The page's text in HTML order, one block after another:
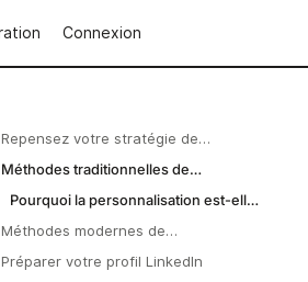
Connexion
Repensez votre stratégie de
communication : transformez votre
prospects
Méthodes traditionnelles de
sensibilisation
Pourquoi la personnalisation est-elle
importante ?
Méthodes modernes de
communication utilisant LinkedIn
Préparer votre profil LinkedIn